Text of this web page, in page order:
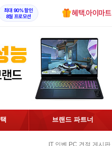
최대 90% 할인
8월 프로모션
혜택.아이마트
브랜드 파트너
IT 인벤 PC 견적 게시판